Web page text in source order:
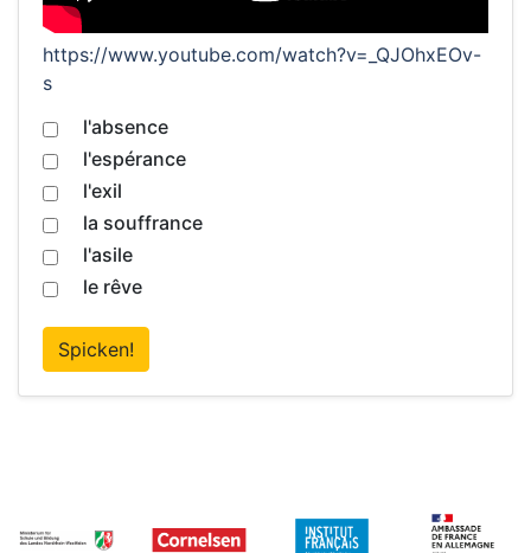
https://www.youtube.com/watch?v=_QJOhxEOv-
s
l'absence
l'espérance
l'exil
la souffrance
l'asile
le rêve
Spicken!